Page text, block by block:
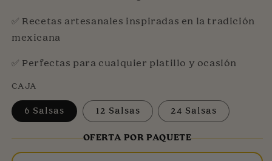
✅ Recetas artesanales inspiradas en la tradición
mexicana
✅ Perfectas para cualquier platillo y ocasión
CAJA
6 Salsas 12 Salsas 24 Salsas
OFERTA POR PAQUETE